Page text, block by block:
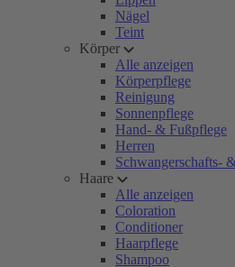
Nägel
Teint
Körper
Alle anzeigen
Körperpflege
Reinigung
Sonnenpflege
Hand- & Fußpflege
Herren
Schwangerschafts-
Haare
Alle anzeigen
Coloration
Conditioner
Haarpflege
Shampoo